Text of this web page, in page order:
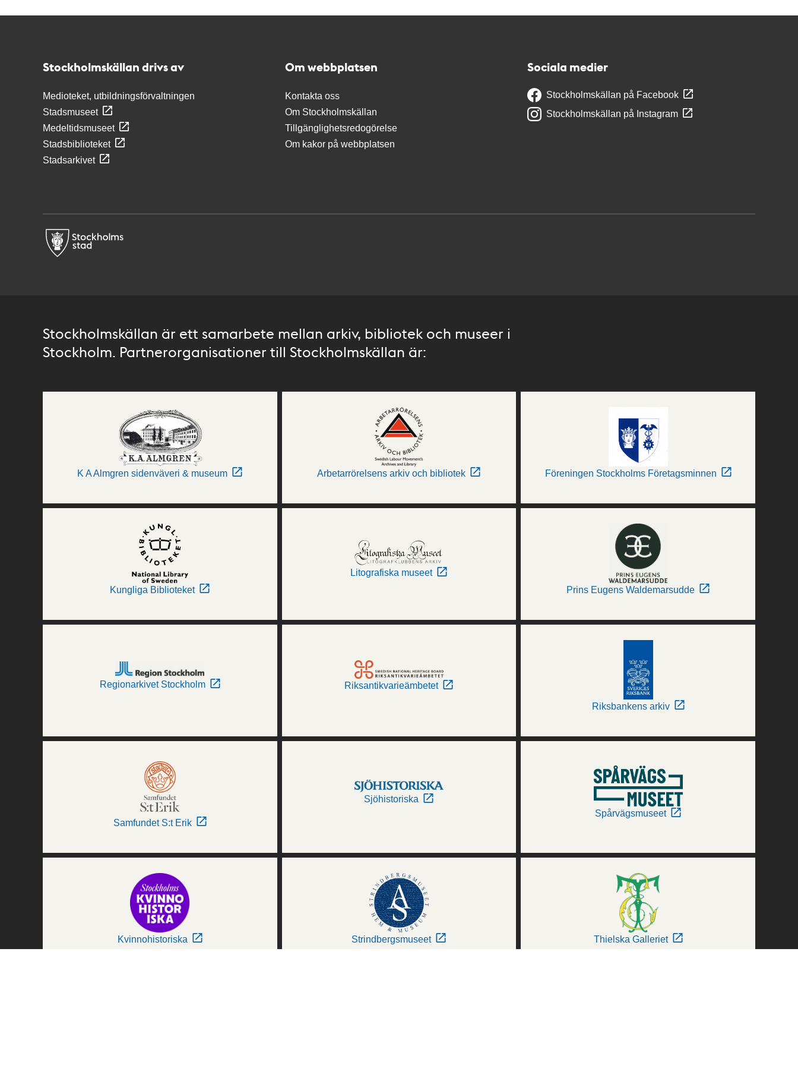
Stockholmskällan drivs av
Medioteket, utbildningsförvaltningen
Stadsmuseet
Medeltidsmuseet
Stadsbiblioteket
Stadsarkivet
Om webbplatsen
Kontakta oss
Om Stockholmskällan
Tillgänglighetsredogörelse
Om kakor på webbplatsen
Sociala medier
Stockholmskällan på Facebook
Stockholmskällan på Instagram
Stockholmskällan är ett samarbete mellan arkiv, bibliotek och museer i
Stockholm. Partnerorganisationer till Stockholmskällan är:
K A Almgren sidenväveri & museum Arbetarrörelsens arkiv och bibliotek Föreningen Stockholms Företagsminnen
Kungliga Biblioteket
Litografiska museet
Prins Eugens Waldemarsudde
Regionarkivet Stockholm Riksantikvarieämbetet
Riksbankens arkiv
Samfundet S:t Erik
Sjöhistoriska
Spårvägsmuseet
Kvinnohistoriska Strindbergsmuseet Thielska Galleriet